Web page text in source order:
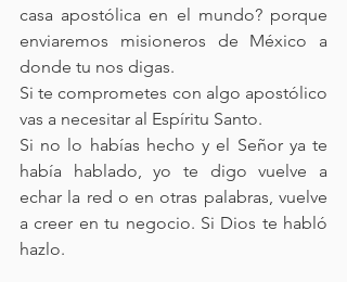
casa apostólica en el mundo? porque
enviaremos misioneros de México a
donde tu nos digas.
Si te comprometes con algo apostólico
vas a necesitar al Espíritu Santo.
Si no lo habías hecho y el Señor ya te
había hablado, yo te digo vuelve a
echar la red o en otras palabras, vuelve
a creer en tu negocio. Si Dios te habló
hazlo.